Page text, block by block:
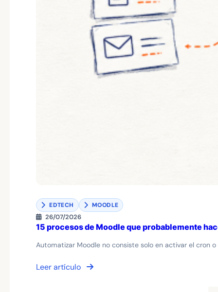
EDTECH MOODLE
26/07/2026
15 procesos de Moodle que probablemente
Automatizar Moodle no consiste solo en activar el cron
Leer artículo